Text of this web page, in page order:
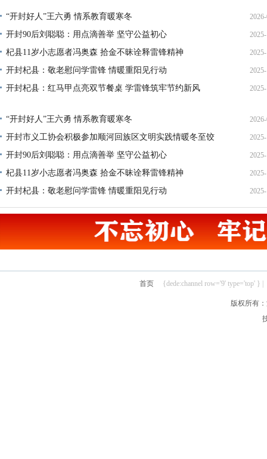
“开封好人”王六勇 情系教育暖寒冬
开封90后刘聪聪：用点滴善举 坚守公益初心
杞县11岁小志愿者冯奥森 拾金不昧诠释雷锋精神
开封杞县：敬老慰问学雷锋 情暖重阳见行动
开封杞县：红马甲点亮双节餐桌 学雷锋筑牢节约新风
“开封好人”王六勇 情系教育暖寒冬
开封市义工协会积极参加顺河回族区文明实践情暖冬至饺
开封90后刘聪聪：用点滴善举 坚守公益初心
杞县11岁小志愿者冯奥森 拾金不昧诠释雷锋精神
开封杞县：敬老慰问学雷锋 情暖重阳见行动
首页 {dede:channel row='9' type='top' } |
版权所有